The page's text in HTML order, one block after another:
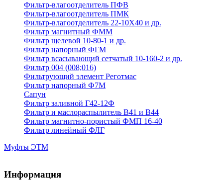
Фильтр-влагоотделитель ПФВ
Фильтр-влагоотделитель ПМК
Фильтр-влагоотделитель 22-10Х40 и др.
Фильтр магнитный ФММ
Фильтр щелевой 10-80-1 и др.
Фильтр напорный ФГМ
Фильтр всасывающий сетчатый 10-160-2 и др.
Фильтр 004 (008;016)
Фильтрующий элемент Реготмас
Фильтр напорный Ф7М
Сапун
Фильтр заливной Г42-12Ф
Фильтр и маслораспылитель В41 и В44
Фильтр магнитно-пористый ФМП 16-40
Фильтр линейный ФЛГ
Муфты ЭТМ
Информация